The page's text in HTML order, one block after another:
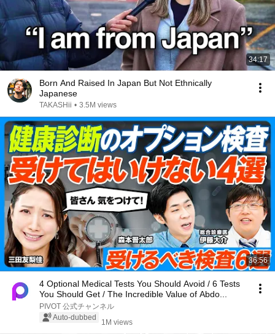
34:17
Born And Raised In Japan But Not Ethnically
Japanese
TAKASHii • 3.5M views
36:56
4 Optional Medical Tests You Should Avoid / 6 Tests
You Should Get / The Incredible Value of Abdo...
PIVOT 公式チャンネル
Auto-dubbed
1M views